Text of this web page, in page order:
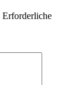
Erforderliche